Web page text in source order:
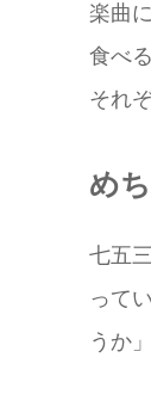
楽曲
⾷べ
それ
め
七五
って
うか」